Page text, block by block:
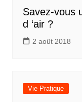
Savez-vous
d ‘air ?
2 août 2018
Vie Pratique